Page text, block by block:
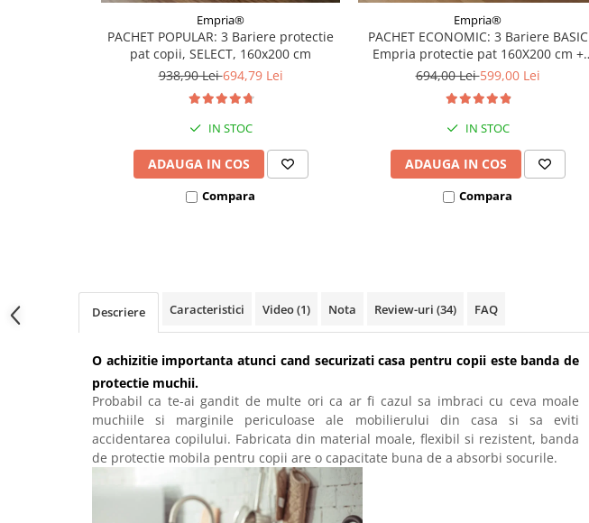
Empria®
PACHET POPULAR: 3 Bariere protectie
pat copii, SELECT, 160x200 cm
938,90 Lei694,79 Lei
IN STOC
ADAUGA IN COS
Compara
Empria®
PACHET ECONOMIC: 3 Bariere BASIC
Empria protectie pat 160X200 cm +
bara stabilizatoare
694,00 Lei599,00 Lei
IN STOC
ADAUGA IN COS
Compara
Descriere Caracteristici Video(1) Nota Review-uri (34) FAQ
O achizitie importanta atunci cand securizati casa pentru copii este banda de
protectie muchii.
Probabil ca te-ai gandit de multe ori ca ar fi cazul sa imbraci cu ceva moale
muchiile si marginile periculoase ale mobilierului din casa si sa eviti
accidentarea copilului. Fabricata din material moale, flexibil si rezistent, banda
de protectie mobila pentru copii are o capacitate buna de a absorbi socurile.